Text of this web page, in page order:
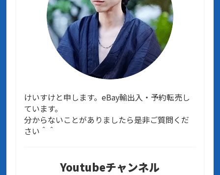
けいすけと申します。eBay輸出入・予約転売し
ています。
分からないことがありましたら是非ご質問くだ
さい＾＾
Youtubeチャンネル